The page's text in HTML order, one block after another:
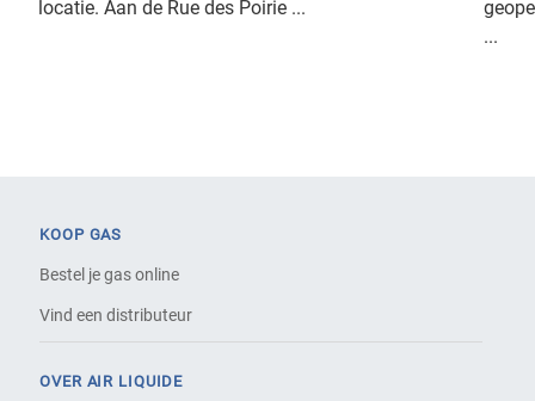
locatie. Aan de Rue des Poirie ...
...
KOOP GAS
Bestel je gas online
Vind een distributeur
OVER AIR LIQUIDE